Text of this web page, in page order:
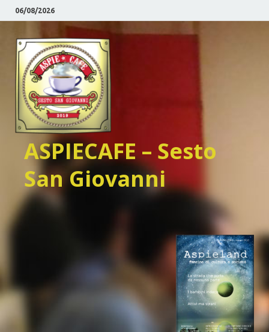
06/08/2026
ASPIECAFE – Sesto
San Giovanni